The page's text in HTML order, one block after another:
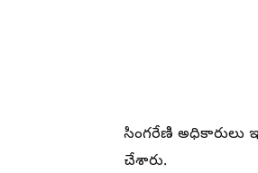
సింగరేణి అధికారులు
చేశారు.